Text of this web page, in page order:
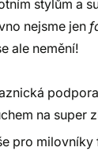
stylům a
nejsme jen
ale nemění!
na super
pro